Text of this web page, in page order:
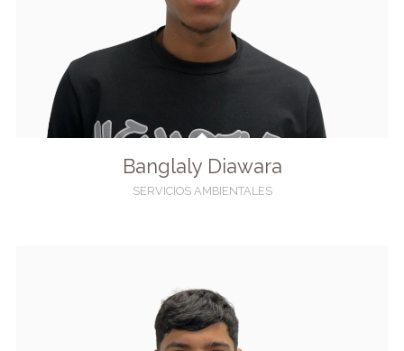
Banglaly Diawara
SERVICIOS AMBIENTALES